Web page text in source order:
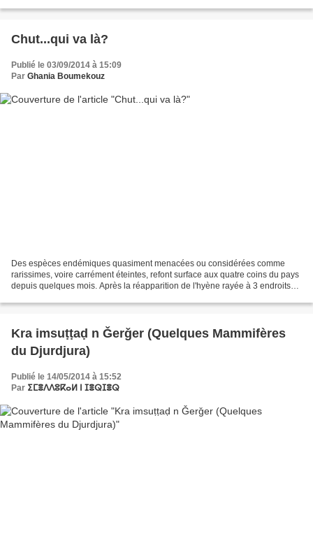
Chut...qui va là?
Publié le 03/09/2014 à 15:09
Par Ghania Boumekouz
Des espèces endémiques quasiment menacées ou considérées comme
rarissimes, voire carrément éteintes, refont surface aux quatre coins du pays
depuis quelques mois. Après la réapparition de l'hyène rayée à 3 endroits
Kra imsuṭṭaḍ n Ǧerǧer (Quelques Mammifères
du Djurdjura)
Publié le 14/05/2014 à 15:52
Par ⵉⵎⴻⴷⴷⵓⴽⴰⵍ ⵏ ⵊⴻⵕⵊⴻⵕ